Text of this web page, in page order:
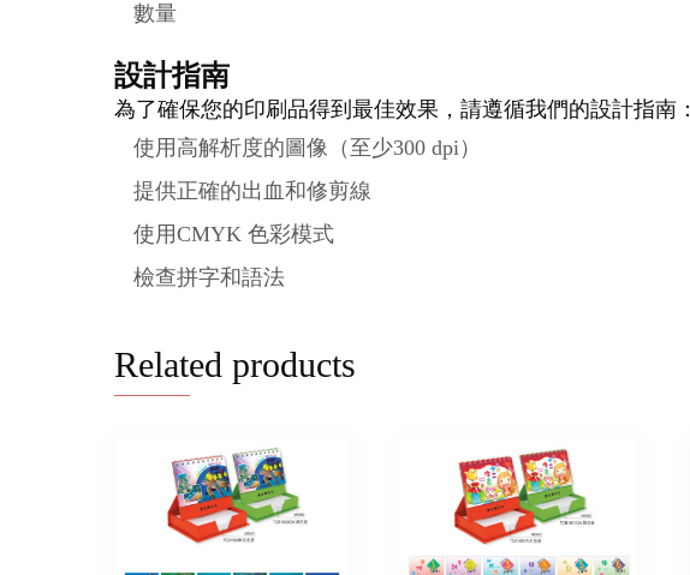
數量
設計指南
為了確保您的印刷品得到最佳效果，請遵循我們的設計指南：
使用高解析度的圖像（至少300 dpi）
提供正確的出血和修剪線
使用CMYK 色彩模式
檢查拼字和語法
Related products